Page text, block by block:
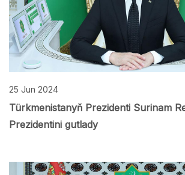
25 Jun 2024
Türkmenistanyň Prezidenti Surinam
Prezidentini gutlady